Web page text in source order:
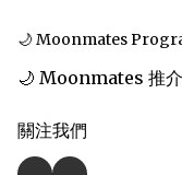
🌙 Moonmates
🌙 Moonmates 推
關注我們